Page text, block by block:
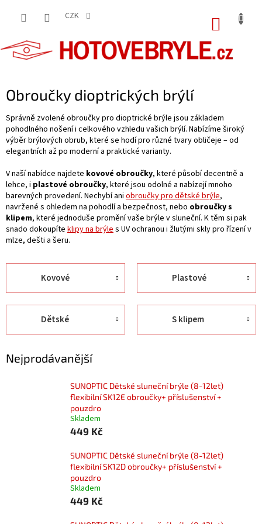
CZK
Obroučky dioptrických brýlí
Správně zvolené obroučky pro dioptrické brýle jsou základem
pohodlného nošení i celkového vzhledu vašich brýlí. Nabízíme široký
výběr brýlových obrub, které se hodí pro různé tvary obličeje – od
elegantních až po moderní a praktické varianty.
V naší nabídce najdete kovové obroučky, které působí decentně a
lehce, i plastové obroučky, které jsou odolné a nabízejí mnoho
barevných provedení. Nechybí ani obroučky pro dětské brýle,
navržené s ohledem na pohodlí a bezpečnost, nebo obroučky s
klipem, které jednoduše promění vaše brýle v sluneční. K těm si pak
snado dokoupíte klipy na brýles UV ochranou i žlutými skly pro řízení v
mlze, dešti a šeru.
Kovové Plastové
Dětské S klipem
Nejprodávanější
SUNOPTIC Dětské sluneční brýle (8-12let)
flexibilní SK12E obroučky+ příslušenství +
pouzdro
Skladem
449 Kč
SUNOPTIC Dětské sluneční brýle (8-12let)
flexibilní SK12D obroučky+ příslušenství +
pouzdro
Skladem
449 Kč